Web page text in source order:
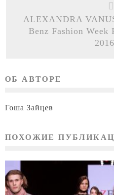
ALEXANDRA
Benz Fashion Week
ОБ АВТОРЕ
Гоша Зайцев
ПОХОЖИЕ